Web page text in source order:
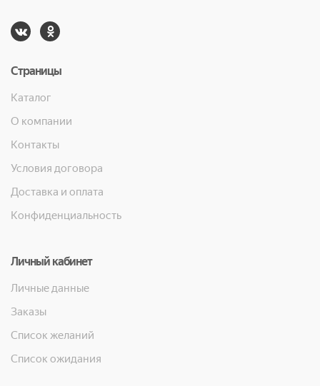
Страницы
Каталог
О компании
Контакты
Условия договора
Доставка и оплата
Конфиденциальность
Личный кабинет
Личные данные
Заказы
Список желаний
Список ожидания